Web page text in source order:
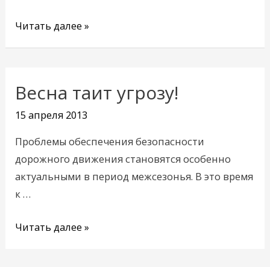
Читать далее »
Весна таит угрозу!
15 апреля 2013
Проблемы обеспечения безопасности
дорожного движения становятся особенно
актуальными в период межсезонья. В это время
к …
Весна
угрозу!
Читать далее »